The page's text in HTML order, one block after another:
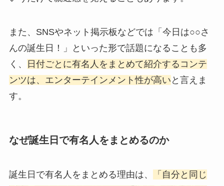
また、SNSやネット掲示板などでは「今日は○○さ
んの誕生日！」といった形で話題になることも多
く、
日付ごとに有名人をまとめて紹介するコンテ
ンツは、エンターテインメント性が高い と言えま
す。
なぜ誕生日で有名人をまとめるのか
誕生日で有名人をまとめる理由は、
「自分と同じ